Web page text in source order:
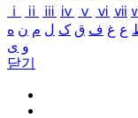
ⅰ
ⅱ ⅲ ⅳ ⅴ ⅵ ⅶ
ع غ ف ق ک ل م ن ه
و ی
닫기